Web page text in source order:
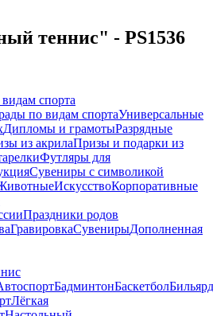
теннис" - PS1536
спорта
по видам спортаУниверсальные
Дипломы и грамотыРазрядные
из акрилаПризы и подарки из
Футляры для
Сувениры с символикой
ИскусствоКорпоративные
Праздники родов
ГравировкаСувенирыДополненная
БадминтонБаскетболБильярд
Лёгкая